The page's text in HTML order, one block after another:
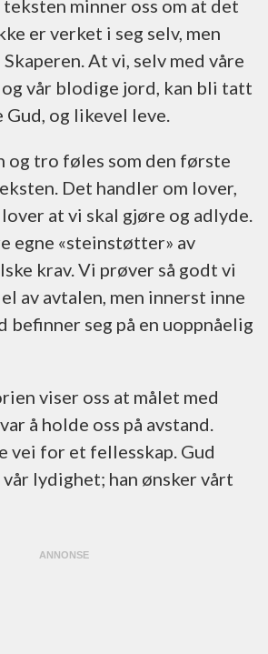
minner oss om at det
er verket i seg selv, men
At vi, selv med våre
vår blodige jord, kan bli tatt
Gud, og likevel leve.
og tro føles som den første
Det handler om lover,
at vi skal gjøre og adlyde.
egne «steinstøtter» av
krav. Vi prøver så godt vi
av avtalen, men innerst inne
befinner seg på en uoppnåelig
viser oss at målet med
å holde oss på avstand.
vei for et fellesskap. Gud
lydighet; han ønsker vårt